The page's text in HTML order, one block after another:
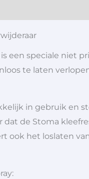
is een speciale niet
te laten
in gebruik en
dat de Stoma
ook het loslaten